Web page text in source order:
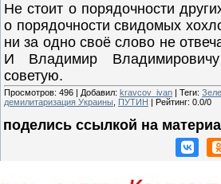
Не стоит о порядочности
о порядочности свидомых
ни за одно своё слово не
И Владимир
советую.
Просмотров: 496 | Добавил: kravcov_ivan | Теги:
демилитаризация Украины ПУТИН | Рейтинг: 0.0/0
поделись ссылкой на